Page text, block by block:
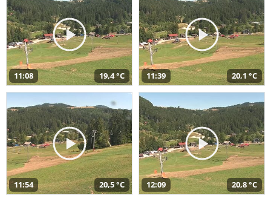
11:08 19,4 °C 11:39 20,1 °C
11:54 20,5 °C 12:09 20,8 °C